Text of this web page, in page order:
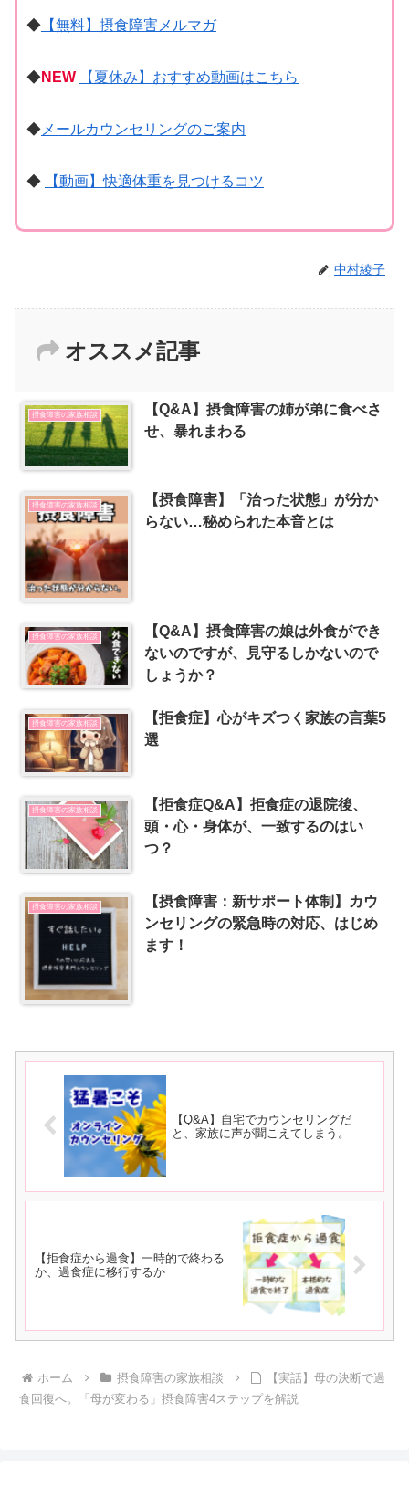
◆ 【無料】摂食障害メルマガ
◆NEW 【夏休み】おすすめ動画はこちら
◆ メールカウンセリングのご案内
◆ 【動画】快適体重を見つけるコツ
中村綾子
オススメ記事
摂食障害の家族相談
【Q&A】摂食障害の姉が弟に食べさ
せ、暴れまわる
摂食障害の家族相談
【摂食障害】「治った状態」が分か
らない…秘められた本音とは
摂食障害の家族相談
【Q&A】摂食障害の娘は外食ができ
ないのですが、見守るしかないので
しょうか？
摂食障害の家族相談
【拒食症】心がキズつく家族の言葉5
選
摂食障害の家族相談
【拒食症Q&A】拒食症の退院後、
頭・心・身体が、一致するのはい
つ？
摂食障害の家族相談
【摂食障害：新サポート体制】カウ
ンセリングの緊急時の対応、はじめ
ます！
【Q&A】自宅でカウンセリングだ
と、家族に声が聞こえてしまう。
【拒食症から過食】一時的で終わる
か、過食症に移行するか
ホーム 摂食障害の家族相談
【実話】母の決断で過
食回復へ。「母が変わる」摂食障害4ステップを解説